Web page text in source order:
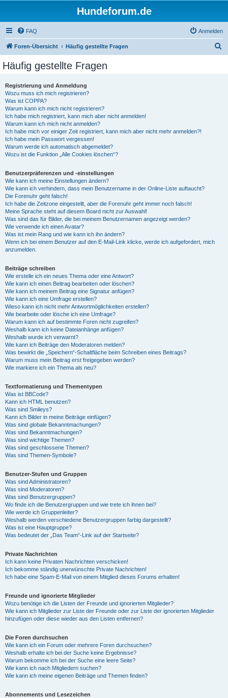
Hundeforum.de
FAQ Anmelden
Foren-Übersicht Häufig gestellte Fragen
Häufig gestellte Fragen
Registrierung und Anmeldung
Wozu muss ich mich registrieren?
Was ist COPPA?
Warum kann ich mich nicht registrieren?
Ich habe mich registriert, kann mich aber nicht anmelden!
Warum kann ich mich nicht anmelden?
Ich habe mich vor einiger Zeit registriert, kann mich aber nicht mehr anmelden?!
Ich habe mein Passwort vergessen!
Warum werde ich automatisch abgemeldet?
Wozu ist die Funktion „Alle Cookies löschen“?
Benutzerpräferenzen und -einstellungen
Wie kann ich meine Einstellungen ändern?
Wie kann ich verhindern, dass mein Benutzername in der Online-Liste auftaucht?
Die Forenuhr geht falsch!
Ich habe die Zeitzone eingestellt, aber die Forenuhr geht immer noch falsch!
Meine Sprache steht auf diesem Board nicht zur Auswahl!
Was sind das für Bilder, die bei meinem Benutzernamen angezeigt werden?
Wie verwende ich einen Avatar?
Was ist mein Rang und wie kann ich ihn ändern?
Wenn ich bei einem Benutzer auf den E-Mail-Link klicke, werde ich aufgefordert, mich
anzumelden.
Beiträge schreiben
Wie erstelle ich ein neues Thema oder eine Antwort?
Wie kann ich einen Beitrag bearbeiten oder löschen?
Wie kann ich meinem Beitrag eine Signatur anfügen?
Wie kann ich eine Umfrage erstellen?
Wieso kann ich nicht mehr Antwortmöglichkeiten erstellen?
Wie bearbeite oder lösche ich eine Umfrage?
Warum kann ich auf bestimmte Foren nicht zugreifen?
Weshalb kann ich keine Dateianhänge anfügen?
Weshalb wurde ich verwarnt?
Wie kann ich Beiträge den Moderatoren melden?
Was bewirkt die „Speichern“-Schaltfläche beim Schreiben eines Beitrags?
Warum muss mein Beitrag erst freigegeben werden?
Wie markiere ich ein Thema als neu?
Textformatierung und Thementypen
Was ist BBCode?
Kann ich HTML benutzen?
Was sind Smileys?
Kann ich Bilder in meine Beiträge einfügen?
Was sind globale Bekanntmachungen?
Was sind Bekanntmachungen?
Was sind wichtige Themen?
Was sind geschlossene Themen?
Was sind Themen-Symbole?
Benutzer-Stufen und Gruppen
Was sind Administratoren?
Was sind Moderatoren?
Was sind Benutzergruppen?
Wo finde ich die Benutzergruppen und wie trete ich ihnen bei?
Wie werde ich Gruppenleiter?
Weshalb werden verschiedene Benutzergruppen farbig dargestellt?
Was ist eine Hauptgruppe?
Was bedeutet der „Das Team“-Link auf der Startseite?
Private Nachrichten
Ich kann keine Privaten Nachrichten verschicken!
Ich bekomme ständig unerwünschte Private Nachrichten!
Ich habe eine Spam-E-Mail von einem Mitglied dieses Forums erhalten!
Freunde und ignorierte Mitglieder
Wozu benötige ich die Listen der Freunde und ignorierten Mitglieder?
Wie kann ich Mitglieder zur Liste der Freunde oder zur Liste der ignorierten Mitglieder
hinzufügen oder diese wieder aus den Listen entfernen?
Die Foren durchsuchen
Wie kann ich ein Forum oder mehrere Foren durchsuchen?
Weshalb erhalte ich bei der Suche keine Ergebnisse?
Warum bekomme ich bei der Suche eine leere Seite?
Wie kann ich nach Mitgliedern suchen?
Wie kann ich meine eigenen Beiträge und Themen finden?
Abonnements und Lesezeichen